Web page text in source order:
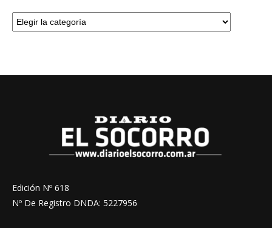
Edición Nº 618
Nº De Registro DNDA: 5227956